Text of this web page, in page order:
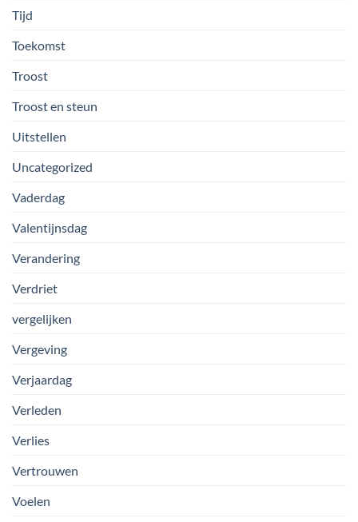
Tijd
Toekomst
Troost
Troost en steun
Uitstellen
Uncategorized
Vaderdag
Valentijnsdag
Verandering
Verdriet
vergelijken
Vergeving
Verjaardag
Verleden
Verlies
Vertrouwen
Voelen